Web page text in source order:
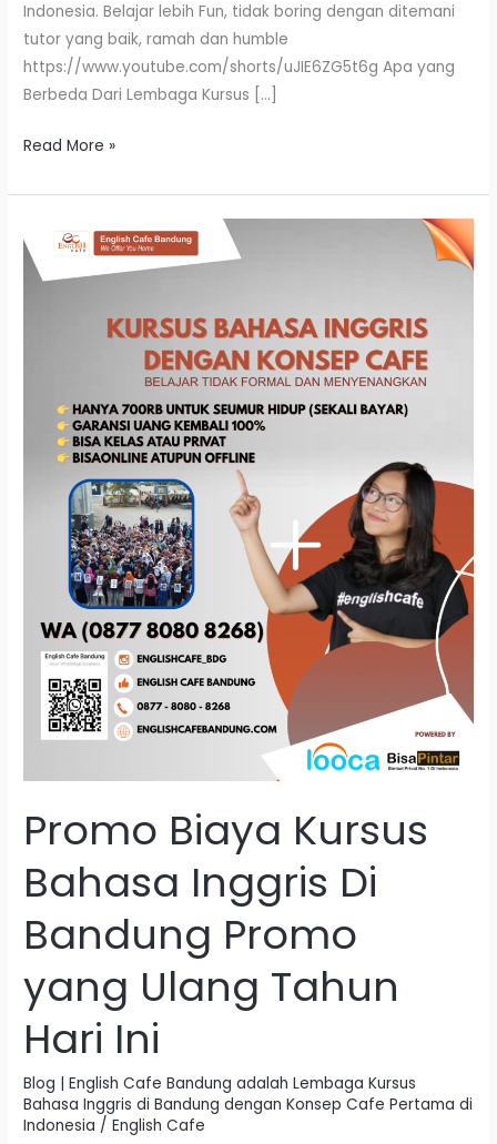
Indonesia. Belajar lebih Fun, tidak boring dengan ditemani
tutor yang baik, ramah dan humble
https://www.youtube.com/shorts/uJIE6ZG5t6g Apa yang
Berbeda Dari Lembaga Kursus […]
Read More »
Promo Biaya Kursus
Bahasa Inggris Di
Bandung Promo
yang Ulang Tahun
Hari Ini
Blog | English Cafe Bandung adalah Lembaga Kursus
Bahasa Inggris di Bandung dengan Konsep Cafe Pertama di
Indonesia /English Cafe
Promo
Biaya
Kursus
Promo
yang